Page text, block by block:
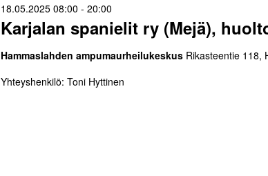
Karjalan spanielit ry (Mejä),
18.05.2025 08:00 -20:00
Hammaslahden ampumaurheilukeskus Rikasteentie 118,
Yhteyshenkilö: Toni Hyttinen